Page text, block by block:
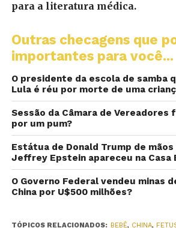
para a literatura médica.
Outras checagens que
importantes para você...
O presidente da escola de samba
Lula é réu por morte de uma
Sessão da Câmara de
por um pum?
Estátua de Donald Trump de mãos
Jeffrey Epstein apareceu na Casa
O Governo Federal vendeu minas
China por U$500 milhões?
TÓPICOS RELACIONADOS: BEBÊ, CHINA,